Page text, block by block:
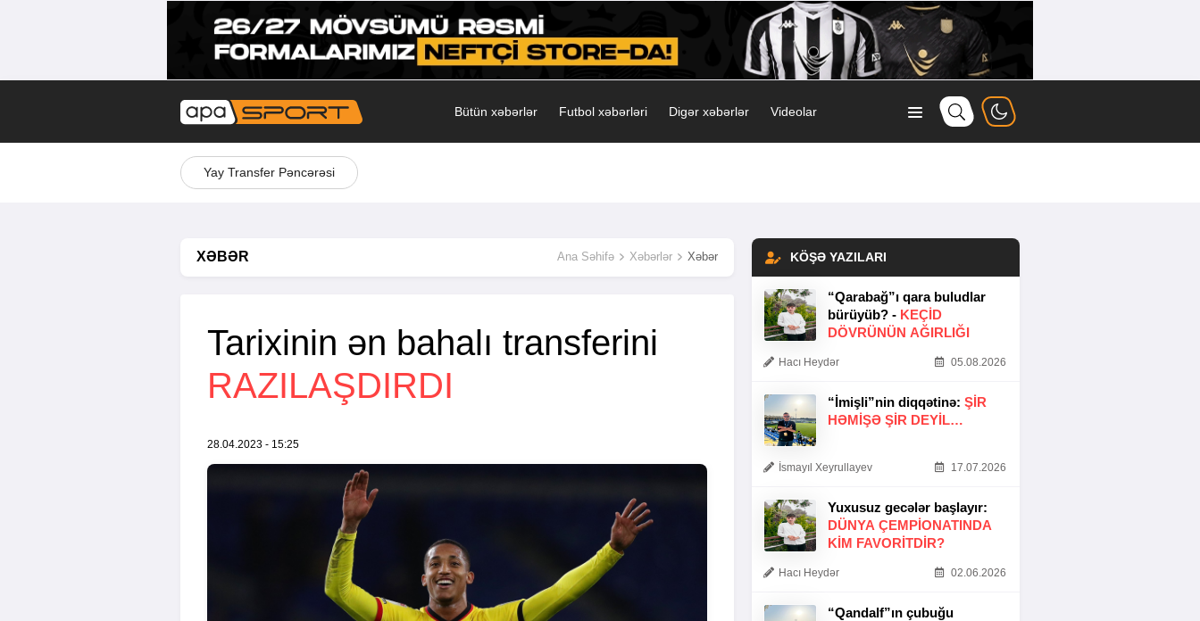
Bütün xəbərlər Futbol xəbərləri Digər xəbərlər Videolar
Yay Transfer Pəncərəsi
XƏBƏR Ana Səhifə Xəbərlər Xəbər
Tarixinin ən bahalı transferini
RAZILAŞDIRDI
28.04.2023 - 15:25
KÖŞƏ YAZILARI
“Qarabağ”ı qara buludlar
bürüyüb? - KEÇID
DÖVRÜNÜN AĞIRLIĞI
Hacı Heydər 05.08.2026
“İmişli”nin diqqətinə: ŞIR
HƏMIŞƏ ŞIR DEYIL…
İsmayıl Xeyrullayev 17.07.2026
Yuxusuz gecələr başlayır:
DÜNYA ÇEMPIONATINDA
KIM FAVORITDIR?
Hacı Heydər 02.06.2026
“Qandalf”ın çubuğu